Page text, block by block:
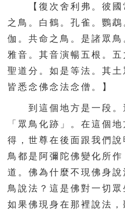
【復次舍利弗。彼國
之鳥。白鶴。孔雀。鸚
伽。共命之鳥。是諸眾
雅音。其音演暢五根。
聖道分。如是等法。其土
皆悉念佛念法念僧。】
到這個地方是一段。
「眾鳥化跡」。在這個
得，世尊在後面跟我們
鳥都是阿彌陀佛變化所作
道。佛為什麼不現佛身
鳥說法？這是佛對一切眾
如果佛現身在那裡說法